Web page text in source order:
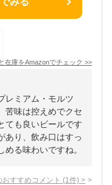
在庫をAmazonでチェック >>
レミアム・モルツ
味は控えめでクセ
ても良いビールです
あり、飲み口はすっ
る味わいですね。
おすすめコメント (1 件) >